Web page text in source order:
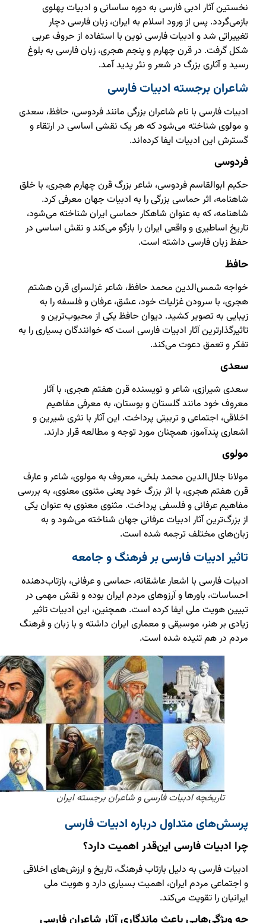
نخستین آثار ادبی فارسی به دوره ساسانی و ادبیات پهلوی
بازمی‌گردد. پس از ورود اسلام به ایران، زبان فارسی دچار
تغییراتی شد و ادبیات فارسی نوین با استفاده از حروف عربی
شکل گرفت. در قرن چهارم و پنجم هجری، زبان فارسی به بلوغ
رسید و آثاری بزرگ در شعر و نثر پدید آمد.
شاعران برجسته ادبیات فارسی
ادبیات فارسی با نام شاعران بزرگی مانند فردوسی، حافظ، سعدی
و مولوی شناخته می‌شود که هر یک نقشی اساسی در ارتقاء و
گسترش این ادبیات ایفا کرده‌اند.
فردوسی
حکیم ابوالقاسم فردوسی، شاعر بزرگ قرن چهارم هجری، با خلق
شاهنامه، اثر حماسی بزرگی را به ادبیات جهان معرفی کرد.
شاهنامه، که به عنوان شاهکار حماسی ایران شناخته می‌شود،
تاریخ اساطیری و واقعی ایران را بازگو می‌کند و نقش اساسی در
حفظ زبان فارسی داشته است.
حافظ
خواجه شمس‌الدین محمد حافظ، شاعر غزلسرای قرن هشتم
هجری، با سرودن غزلیات خود، عشق، عرفان و فلسفه را به
زیبایی به تصویر کشید. دیوان حافظ یکی از محبوب‌ترین و
تاثیرگذارترین آثار ادبیات فارسی است که خوانندگان بسیاری را به
تفکر و تعمق دعوت می‌کند.
سعدی
سعدی شیرازی، شاعر و نویسنده قرن هفتم هجری، با آثار
معروف خود مانند گلستان و بوستان، به معرفی مفاهیم
اخلاقی، اجتماعی و تربیتی پرداخت. این آثار با نثری شیرین و
اشعاری پندآموز، همچنان مورد توجه و مطالعه قرار دارند.
مولوی
مولانا جلال‌الدین محمد بلخی، معروف به مولوی، شاعر و عارف
قرن هفتم هجری، با اثر بزرگ خود یعنی مثنوی معنوی، به بررسی
مفاهیم عرفانی و فلسفی پرداخت. مثنوی معنوی به عنوان یکی
از بزرگ‌ترین آثار ادبیات عرفانی جهان شناخته می‌شود و به
زبان‌های مختلف ترجمه شده است.
تاثیر ادبیات فارسی بر فرهنگ و جامعه
ادبیات فارسی با اشعار عاشقانه، حماسی و عرفانی، بازتاب‌دهنده
احساسات، باورها و آرزوهای مردم ایران بوده و نقش مهمی در
تبیین هویت ملی ایفا کرده است. همچنین، این ادبیات تاثیر
زیادی بر هنر، موسیقی و معماری ایران داشته و با زبان و فرهنگ
مردم در هم تنیده شده است.
تاریخچه ادبیات فارسی و شاعران برجسته ایران
پرسش‌های متداول درباره ادبیات فارسی
چرا ادبیات فارسی این‌قدر اهمیت دارد؟
ادبیات فارسی به دلیل بازتاب فرهنگ، تاریخ و ارزش‌های اخلاقی
و اجتماعی مردم ایران، اهمیت بسیاری دارد و هویت ملی
ایرانیان را تقویت می‌کند.